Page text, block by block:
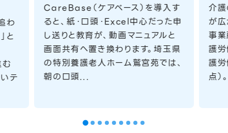
わ
と
テ
CareBase（ケアベース）を導入す
ると、紙・口頭・Excel中心だった申
し送りと教育が、動画マニュアルと
画面共有へ置き換わります。埼玉県
の特別養護老人ホーム鷲宮苑では、
朝の口頭...
介
が
事
護
護
点